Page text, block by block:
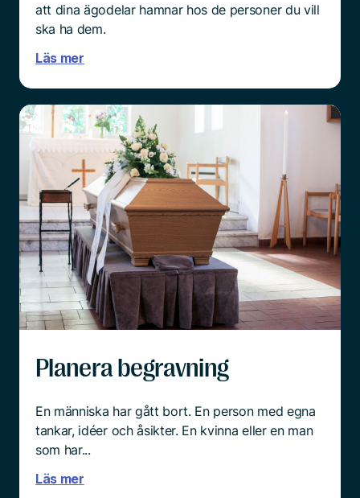
att dina ägodelar hamnar hos de personer du vill
ska ha dem.
Läs mer
Planera begravning
En människa har gått bort. En person med egna
tankar, idéer och åsikter. En kvinna eller en man
som har...
Läs mer